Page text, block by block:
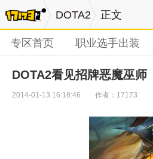
DOTA2 正文
专区首页 职业选手出装
DOTA2看见招牌恶魔巫师
2014-01-13 16:18:46 作者：17173